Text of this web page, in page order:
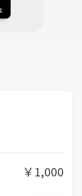
￥1,000